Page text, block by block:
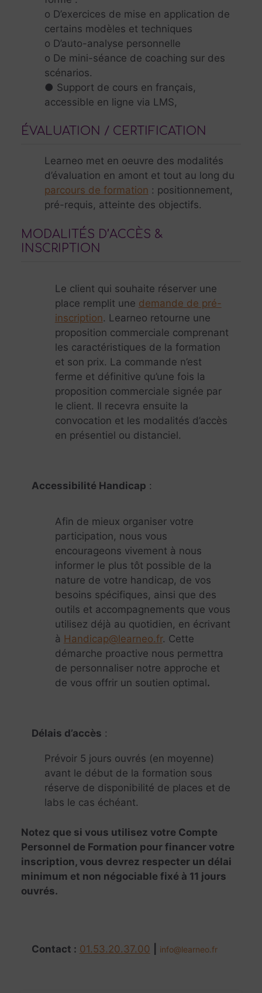
o D’exercices de mise en application de
certains modèles et techniques
o D’auto-analyse personnelle
o De mini-séance de coaching sur des
scénarios.
● Support de cours en français,
accessible en ligne via LMS,
ÉVALUATION / CERTIFICATION
Learneo met en oeuvre des modalités
d’évaluation en amont et tout au long du
parcours de formation : positionnement,
pré-requis, atteinte des objectifs.
MODALITÉS D’ACCÈS &
INSCRIPTION
Le client qui souhaite réserver une
place remplit une demande de pré-
inscription. Learneo retourne une
proposition commerciale comprenant
les caractéristiques de la formation
et son prix. La commande n’est
ferme et définitive qu’une fois la
proposition commerciale signée par
le client. Il recevra ensuite la
convocation et les modalités d’accès
en présentiel ou distanciel.
Accessibilité Handicap :
Afin de mieux organiser votre
participation, nous vous
encourageons vivement à nous
informer le plus tôt possible de la
nature de votre handicap, de vos
besoins spécifiques, ainsi que des
outils et accompagnements que vous
utilisez déjà au quotidien, en écrivant
à Handicap@learneo.fr. Cette
démarche proactive nous permettra
de personnaliser notre approche et
de vous offrir un soutien optimal.
Délais d’accès :
Prévoir 5 jours ouvrés (en moyenne)
avant le début de la formation sous
réserve de disponibilité de places et de
labs le cas échéant.
Notez que si vous utilisez votre Compte
Personnel de Formation pour financer votre
inscription, vous devrez respecter un délai
minimum et non négociable fixé à 11 jours
ouvrés.
Contact : 01.53.20.37.00 info@learneo.fr